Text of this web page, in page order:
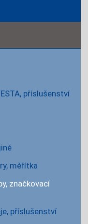
příslušenství
měřítka
značkovací
příslušenství